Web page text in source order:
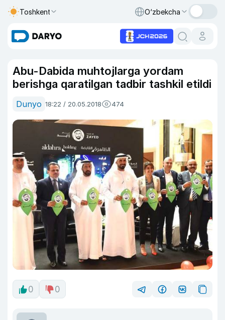
Toshkent O‘zbekcha
Abu-Dabida muhtojlarga yordam
berishga qaratilgan tadbir tashkil etildi
Dunyo 18:22 / 20.05.2018 474
0 0